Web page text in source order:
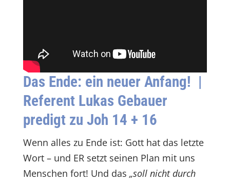
Das Ende: ein neuer Anfang! |
Referent Lukas Gebauer
predigt zu Joh 14 + 16
Wenn alles zu Ende ist: Gott hat das letzte
Wort – und ER setzt seinen Plan mit uns
Menschen fort! Und das „soll nicht durch